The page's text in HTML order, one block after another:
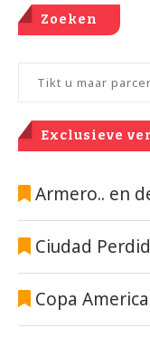
Zoeken
Exclusieve
Armero.. en
Ciudad
Copa